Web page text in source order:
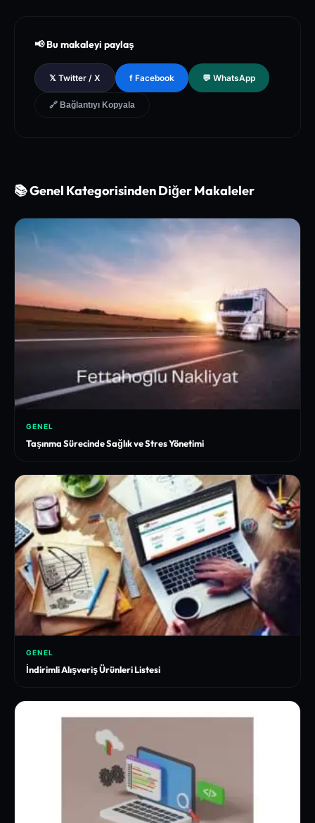
l Database of Peer-Reviewed Clinical Trials
[3]
The Lancet - Global Health and Preventive Medicine Guidel
ines for Chronic Metabolic Syndrome Management
📢 Bu makaleyi paylaş
𝕏 Twitter / X f Facebook 💬 WhatsApp
🔗 Bağlantıyı Kopyala
📚 Genel Kategorisinden Diğer Makaleler
GENEL
Taşınma Sürecinde Sağlık ve Stres Yönetimi
GENEL
İndirimli Alışveriş Ürünleri Listesi